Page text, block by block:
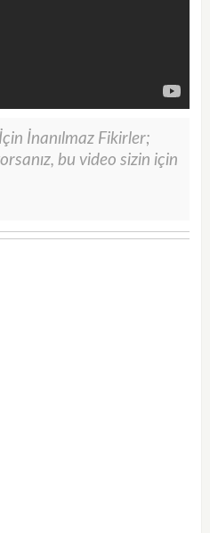
İnanılmaz Fikirler;
bu video sizin için